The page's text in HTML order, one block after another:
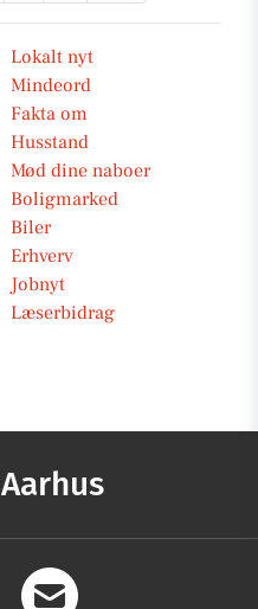
Lokalt nyt
Mindeord
Fakta om
Husstand
Mød dine naboer
Boligmarked
Biler
Erhverv
Jobnyt
Læserbidrag
Aarhus